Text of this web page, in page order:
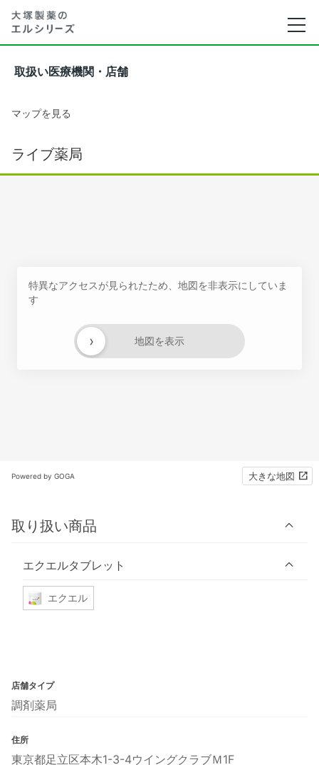
取扱い医療機関・店舗
マップを見る
ライブ薬局
特異なアクセスが見られたため、地図を非表示にしていま
す
地図を表示
›
Powered by GOGA 大きな地図
取り扱い商品
エクエルタブレット
エクエル
店舗タイプ
調剤薬局
住所
東京都足立区本木1-3-4ウイングクラブＭ1F